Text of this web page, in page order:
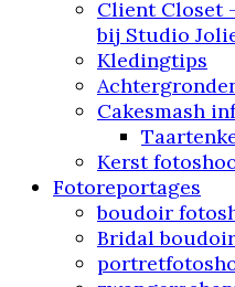
Client Closet
bij Studio
Kledingtips
Cakesmash
Kerst
Fotoreportages
boudoir
Bridal